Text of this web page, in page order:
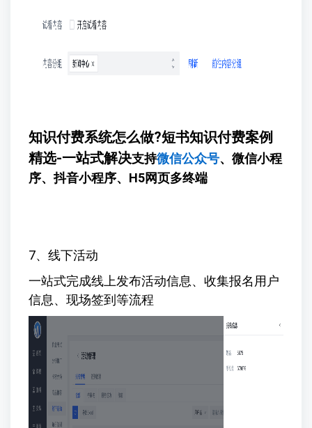
知识付费系统怎么做?短书知识付费案例
精选-一站式解决支持微信公众号、微信小程
序、抖音小程序、H5网页多终端
7、线下活动
一站式完成线上发布活动信息、收集报名用户
信息、现场签到等流程